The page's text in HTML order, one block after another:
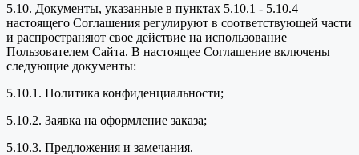
5.10. Документы, указанные в пунктах 5.10.1 - 5.10.4
настоящего Соглашения регулируют в соответствующей части
и распространяют свое действие на использование
Пользователем Сайта. В настоящее Соглашение включены
следующие документы:
5.10.1. Политика конфиденциальности;
5.10.2. Заявка на оформление заказа;
5.10.3. Предложения и замечания.